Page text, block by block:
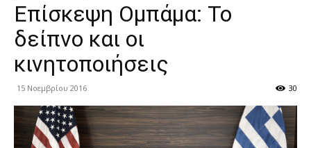
Επίσκεψη Ομπάμα: Το
δείπνο και οι
κινητοποιήσεις
15 Νοεμβρίου 2016 30